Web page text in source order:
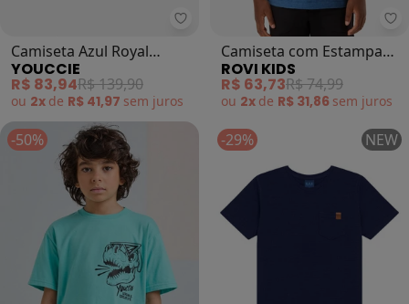
Youccie - Camiseta Azul Royal
Camiseta Azul Royal
Snowboard (Azul)
YOUCCIE
R$ 83,94R$ 139,90
ou 2x de R$ 41,97 sem juros
Camiseta com Estampa
Meia Malha Infantil (Azul)
ROVI KIDS
R$ 63,73R$ 74,99
ou 2x de R$ 31,86 sem juros
-50% -29% NEW